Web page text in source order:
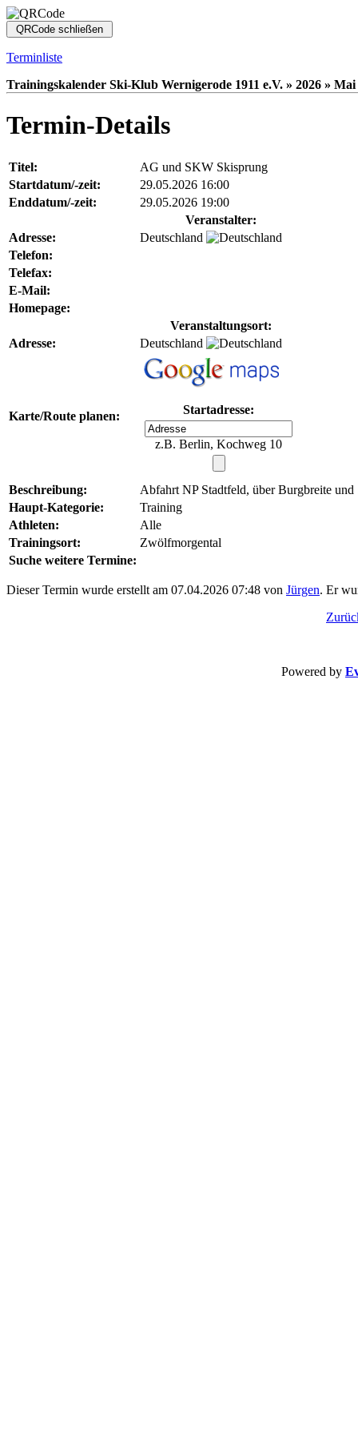
Terminliste
Trainingskalender Ski-Klub Wernigerode 1911 e.V. » 2026 »
Termin-Details
Titel:
AG und SKW Skisprung
Startdatum/-zeit:
29.05.2026 16:00
Enddatum/-zeit:
29.05.2026 19:00
Veranstalter:
Adresse:
Deutschland
Telefon:
Telefax:
E-Mail:
Homepage:
Veranstaltungsort:
Adresse:
Deutschland
Karte/Route planen: Startadresse:
z.B. Berlin, Kochweg 10
Beschreibung:
Abfahrt NP Stadtfeld, über Burgbreite
Haupt-Kategorie:
Training
Athleten:
Alle
Trainingsort:
Zwölfmorgental
Suche weitere Termine:
Dieser Termin wurde erstellt am 07.04.2026 07:48 von Jürgen. Er
Powered by